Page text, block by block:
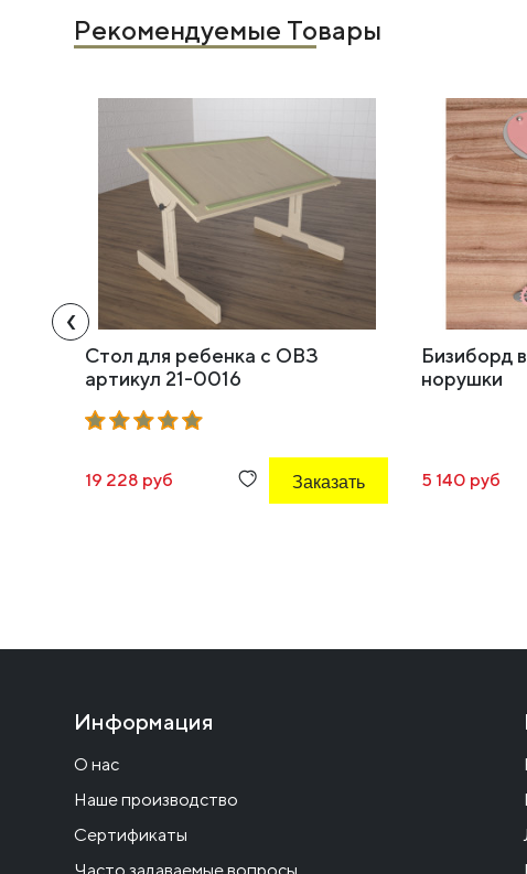
Рекомендуемые Товары
Стол для ребенка с ОВЗ
артикул 21-0016
19 228 руб Заказать
Бизиборд
норушки
5 140 руб
‹
Информация
О нас
Наше производство
Сертификаты